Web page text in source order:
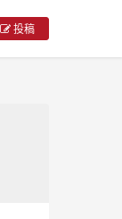
投稿